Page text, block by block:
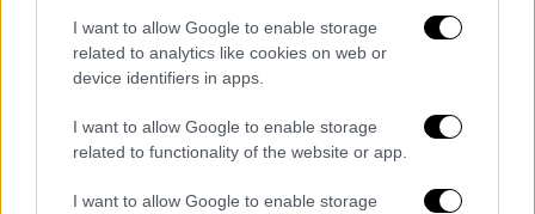
I want to allow Google to enable storage
related to analytics like cookies on web or
device identifiers in apps.
I want to allow Google to enable storage
related to functionality of the website or app.
I want to allow Google to enable storage
Συνταγές|21.03.2023 07:34
Ελαφρύ μεσημεριανό ή βραδινό – Ριζότο
με αρακά